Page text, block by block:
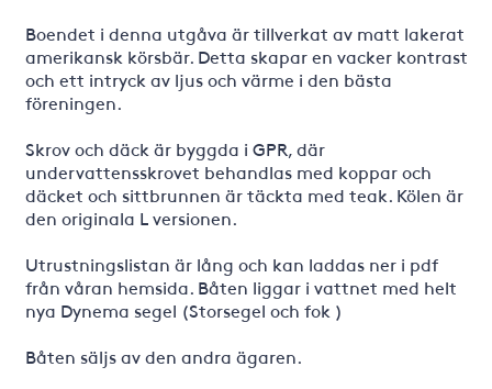
Boendet i denna utgåva är tillverkat av matt lakerat
amerikansk körsbär. Detta skapar en vacker kontrast
och ett intryck av ljus och värme i den bästa
föreningen.
Skrov och däck är byggda i GPR, där
undervattensskrovet behandlas med koppar och
däcket och sittbrunnen är täckta med teak. Kölen är
den originala L versionen.
Utrustningslistan är lång och kan laddas ner i pdf
från våran hemsida. Båten liggar i vattnet med helt
nya Dynema segel (Storsegel och fok )
Båten säljs av den andra ägaren.